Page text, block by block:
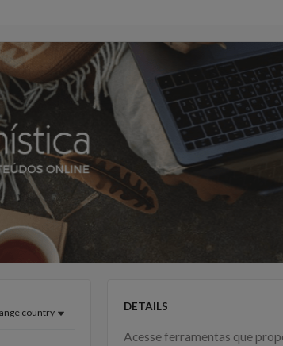
country DETAILS
Acesse ferramentas que